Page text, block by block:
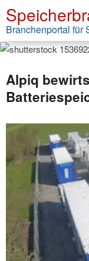
Branchenportal für
Alpiq